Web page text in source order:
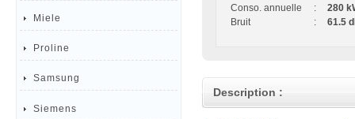
Conso. annuelle
:
280
Bruit
: 61.5
Description :
Miele
Proline
Samsung
Siemens